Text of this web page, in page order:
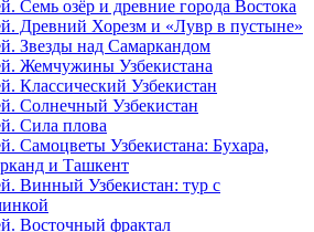
Семь озёр и древние города Востока
Древний Хорезм и «Лувр в пустыне»
Звезды над Самаркандом
Жемчужины Узбекистана
Классический Узбекистан
Солнечный Узбекистан
Сила плова
Самоцветы Узбекистана: Бухара,
и Ташкент
Винный Узбекистан: тур с
Восточный фрактал